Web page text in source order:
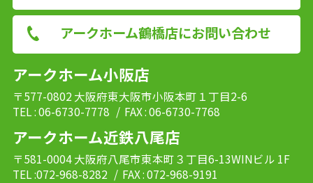
アークホーム鶴橋店にお問い合わせ
アークホーム小阪店
〒577-0802 大阪府東大阪市小阪本町１丁目2-6
TEL : 06-6730-7778 / FAX : 06-6730-7768
アークホーム近鉄八尾店
〒581-0004 大阪府八尾市東本町３丁目6-13WINビル 1F
TEL :072-968-8282 / FAX : 072-968-9191